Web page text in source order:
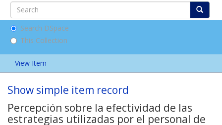
Search DSpace
This Collection
View Item
Show simple item record
Percepción sobre la efectividad de las
estrategias utilizadas por el personal de